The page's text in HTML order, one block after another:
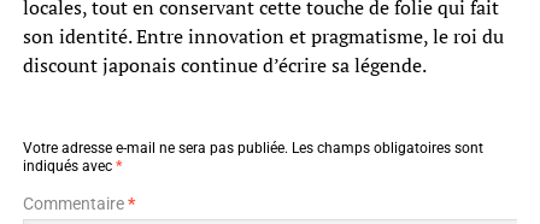
locales, tout en conservant cette touche de folie qui fait
son identité. Entre innovation et pragmatisme, le roi du
discount japonais continue d’écrire sa légende.
Votre adresse e-mail ne sera pas publiée. Les champs obligatoires sont
indiqués avec *
Commentaire*